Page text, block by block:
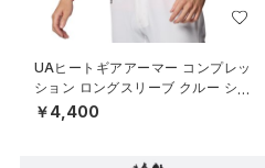
UAヒートギアアーマー コンプレッ
ション ロングスリーブ クルー シャ
ツ（ベースボール/MEN）
￥4,400